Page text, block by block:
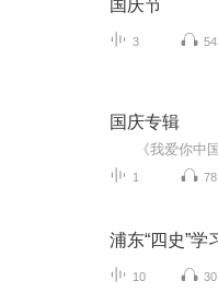
国庆节
3
国庆专辑
1 78
浦东“四史”学
10